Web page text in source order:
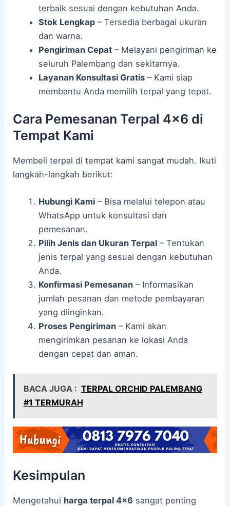
terbaik sesuai dengan kebutuhan Anda.
Stok Lengkap– Tersedia berbagai ukuran
dan warna.
Pengiriman Cepat– Melayani pengiriman ke
seluruh Palembang dan sekitarnya.
Layanan Konsultasi Gratis– Kami siap
membantu Anda memilih terpal yang tepat.
Cara Pemesanan Terpal 4×6 di
Tempat Kami
Membeli terpal di tempat kami sangat mudah. Ikuti
langkah-langkah berikut:
Hubungi Kami– Bisa melalui telepon atau
WhatsApp untuk konsultasi dan
pemesanan.
Pilih Jenis dan Ukuran Terpal– Tentukan
jenis terpal yang sesuai dengan kebutuhan
Anda.
Konfirmasi Pemesanan– Informasikan
jumlah pesanan dan metode pembayaran
yang diinginkan.
Proses Pengiriman– Kami akan
mengirimkan pesanan ke lokasi Anda
dengan cepat dan aman.
BACA JUGA : TERPAL ORCHID PALEMBANG
#1 TERMURAH
Kesimpulan
Mengetahui harga terpal 4×6 sangat penting